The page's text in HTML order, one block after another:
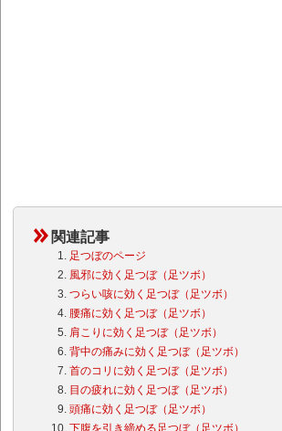
関連記事
足つぼのページ
風邪に効く足つぼ（足ツボ）
つらい咳に効く足つぼ（足ツボ）
腰痛に効く足つぼ（足ツボ）
肩こりに効く足つぼ（足ツボ）
背中の痛みに効く足つぼ（足ツボ）
首のコリに効く足つぼ（足ツボ）
目の疲れに効く足つぼ（足ツボ）
頭痛に効く足つぼ（足ツボ）
下腹を引き締める足つぼ（足ツボ）